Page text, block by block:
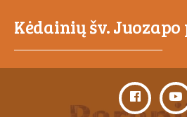
Kėdainių šv.